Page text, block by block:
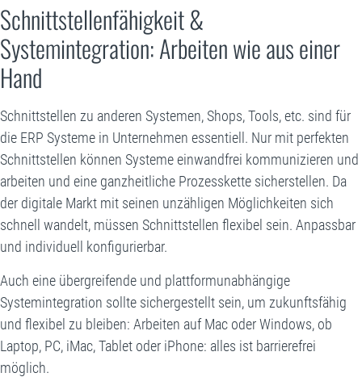
Schnittstellenfähigkeit &
Systemintegration: Arbeiten wie aus einer
Hand
Schnittstellen zu anderen Systemen, Shops, Tools, etc. sind für
die ERP Systeme in Unternehmen essentiell. Nur mit perfekten
Schnittstellen können Systeme einwandfrei kommunizieren und
arbeiten und eine ganzheitliche Prozesskette sicherstellen. Da
der digitale Markt mit seinen unzähligen Möglichkeiten sich
schnell wandelt, müssen Schnittstellen flexibel sein. Anpassbar
und individuell konfigurierbar.
Auch eine übergreifende und plattformunabhängige
Systemintegration sollte sichergestellt sein, um zukunftsfähig
und flexibel zu bleiben: Arbeiten auf Mac oder Windows, ob
Laptop, PC, iMac, Tablet oder iPhone: alles ist barrierefrei
möglich.